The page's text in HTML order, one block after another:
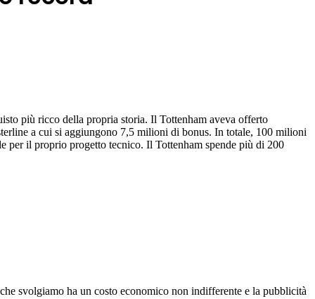
più ricco della propria storia. Il Tottenham aveva offerto
a cui si aggiungono 7,5 milioni di bonus. In totale, 100 milioni
per il proprio progetto tecnico. Il Tottenham spende più di 200
svolgiamo ha un costo economico non indifferente e la pubblicità